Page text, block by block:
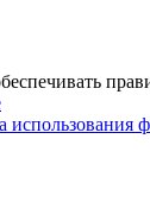
использования